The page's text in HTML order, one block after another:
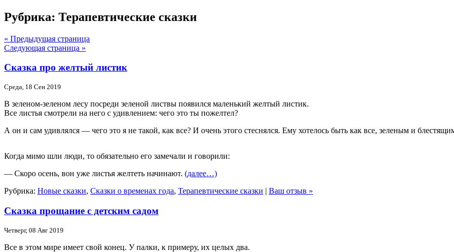
Рубрика: Терапевтические сказки
« Предыдущая страница
Следующая страница »
Сказка про желтый листик
Среда, 18 Сен 2019
В зеленом-зеленом лесу посреди зеленой листвы появился маленький желтый листик.
Все листья смотрели на него с удивлением: чего это ты пожелтел?
А он и сам удивлялся — чего это я не такой, как все? И очень этого стеснялся. Ему хотелось быть как все, зеленым и
Когда мимо шли люди, то обязательно его замечали и говорили:
— Скоро осень, вон уже листья желтеть начинают. (далее…)
Рубрика: Новые сказки, Сказки о временах года, Терапевтические сказки | Ваш отзыв »
Сказка прощание с детским садом
Четверг, 08 Авг 2019
Все в этом мире имеет свой конец. У палки, к примеру, их целых два.